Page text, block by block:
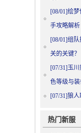
[08/01]绘梦
手攻略解析
[08/01]组队
关的关键？
[07/31]玉川
色等级与装
[07/31]狼人
热门新服